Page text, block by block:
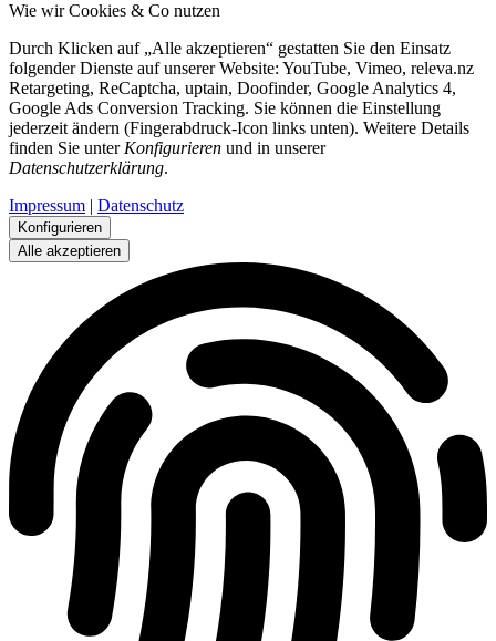
Wie wir Cookies & Co nutzen
Durch Klicken auf „Alle akzeptieren“ gestatten Sie den Einsatz
folgender Dienste auf unserer Website: YouTube, Vimeo, releva.nz
Retargeting, ReCaptcha, uptain, Doofinder, Google Analytics 4,
Google Ads Conversion Tracking. Sie können die Einstellung
jederzeit ändern (Fingerabdruck-Icon links unten). Weitere Details
finden Sie unter Konfigurieren und in unserer
Datenschutzerklärung.
Impressum | Datenschutz
Konfigurieren
Alle akzeptieren